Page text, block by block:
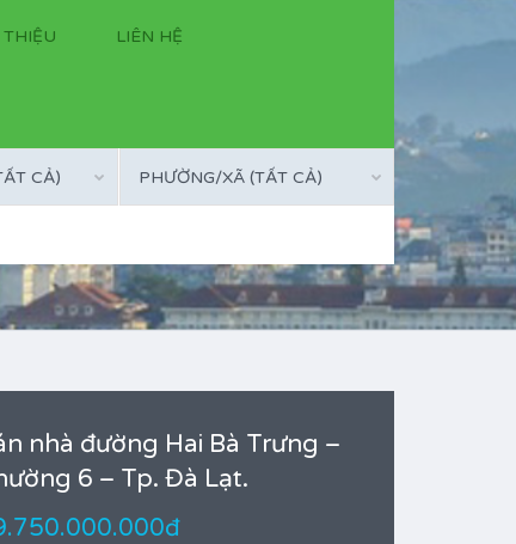
THIỆU LIÊN HỆ
CẢ) PHƯỜNG/XÃ (TẤT CẢ)
nhà đường Hai Bà Trưng –
6 – Tp. Đà Lạt.